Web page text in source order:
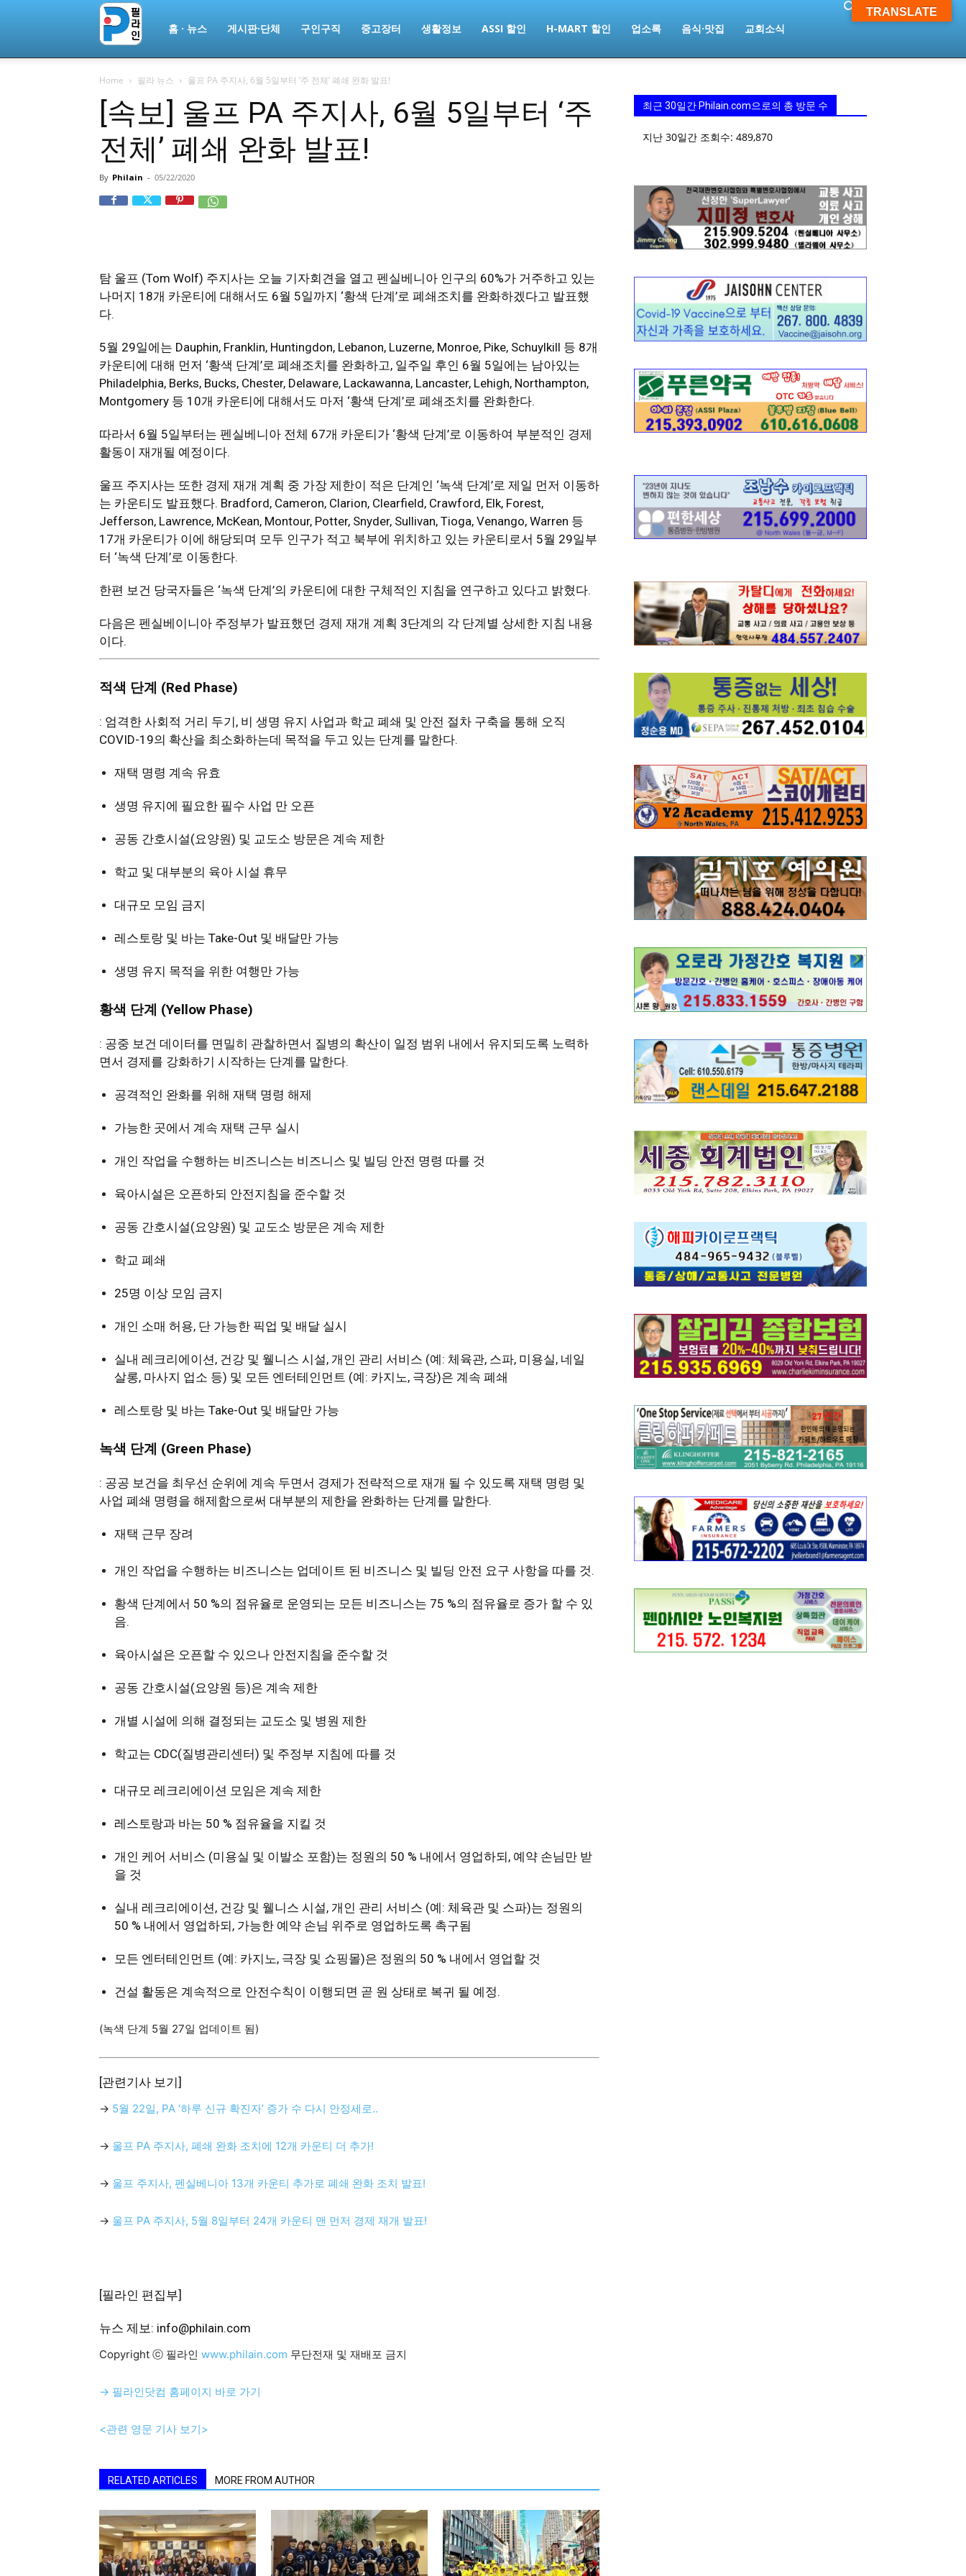
라
인
ￜ
지
역
한
인
활
정
보
은
(PA/NJ/DE)
홈 · 뉴스 게시판·단체 구인구직 중고장터 생활정보 ASSI 할인 H-MART 할인 업소록 음식·맛집 교회소식
Home 필라 뉴스 울프 PA 주지사, 6월 5일부터 ‘주 전체’ 폐쇄 완화 발표!
[속보] 울프 PA 주지사, 6월 5일부터 ‘주
전체’ 폐쇄 완화 발표!
By Philain - 05/22/2020
탐 울프 (Tom Wolf) 주지사는 오늘 기자회견을 열고 펜실베니아 인구의 60%가 거주하고 있는
나머지 18개 카운티에 대해서도 6월 5일까지 ‘황색 단계’로 폐쇄조치를 완화하겠다고 발표했
다.
5월 29일에는 Dauphin, Franklin, Huntingdon, Lebanon, Luzerne, Monroe, Pike, Schuylkill 등 8개
카운티에 대해 먼저 ‘황색 단계’로 폐쇄조치를 완화하고, 일주일 후인 6월 5일에는 남아있는
Philadelphia, Berks, Bucks, Chester, Delaware, Lackawanna, Lancaster, Lehigh, Northampton,
Montgomery 등 10개 카운티에 대해서도 마저 ‘황색 단계’로 폐쇄조치를 완화한다.
따라서 6월 5일부터는 펜실베니아 전체 67개 카운티가 ‘황색 단계’로 이동하여 부분적인 경제
활동이 재개될 예정이다.
울프 주지사는 또한 경제 재개 계획 중 가장 제한이 적은 단계인 ‘녹색 단계’로 제일 먼저 이동하
는 카운티도 발표했다. Bradford, Cameron, Clarion, Clearfield, Crawford, Elk, Forest,
Jefferson, Lawrence, McKean, Montour, Potter, Snyder, Sullivan, Tioga, Venango, Warren 등
17개 카운티가 이에 해당되며 모두 인구가 적고 북부에 위치하고 있는 카운티로서 5월 29일부
터 ‘녹색 단계’로 이동한다.
한편 보건 당국자들은 ‘녹색 단계’의 카운티에 대한 구체적인 지침을 연구하고 있다고 밝혔다.
다음은 펜실베이니아 주정부가 발표했던 경제 재개 계획 3단계의 각 단계별 상세한 지침 내용
이다.
적색 단계 (Red Phase)
: 엄격한 사회적 거리 두기, 비 생명 유지 사업과 학교 폐쇄 및 안전 절차 구축을 통해 오직
COVID-19의 확산을 최소화하는데 목적을 두고 있는 단계를 말한다.
재택 명령 계속 유효
생명 유지에 필요한 필수 사업 만 오픈
공동 간호시설(요양원) 및 교도소 방문은 계속 제한
학교 및 대부분의 육아 시설 휴무
대규모 모임 금지
레스토랑 및 바는 Take-Out 및 배달만 가능
생명 유지 목적을 위한 여행만 가능
황색 단계 (Yellow Phase)
: 공중 보건 데이터를 면밀히 관찰하면서 질병의 확산이 일정 범위 내에서 유지되도록 노력하
면서 경제를 강화하기 시작하는 단계를 말한다.
공격적인 완화를 위해 재택 명령 해제
가능한 곳에서 계속 재택 근무 실시
개인 작업을 수행하는 비즈니스는 비즈니스 및 빌딩 안전 명령 따를 것
육아시설은 오픈하되 안전지침을 준수할 것
공동 간호시설(요양원) 및 교도소 방문은 계속 제한
학교 폐쇄
25명 이상 모임 금지
개인 소매 허용, 단 가능한 픽업 및 배달 실시
실내 레크리에이션, 건강 및 웰니스 시설, 개인 관리 서비스 (예: 체육관, 스파, 미용실, 네일
살롱, 마사지 업소 등) 및 모든 엔터테인먼트 (예: 카지노, 극장)은 계속 폐쇄
레스토랑 및 바는 Take-Out 및 배달만 가능
녹색 단계 (Green Phase)
: 공공 보건을 최우선 순위에 계속 두면서 경제가 전략적으로 재개 될 수 있도록 재택 명령 및
사업 폐쇄 명령을 해제함으로써 대부분의 제한을 완화하는 단계를 말한다.
재택 근무 장려
개인 작업을 수행하는 비즈니스는 업데이트 된 비즈니스 및 빌딩 안전 요구 사항을 따를 것.
황색 단계에서 50 %의 점유율로 운영되는 모든 비즈니스는 75 %의 점유율로 증가 할 수 있
음.
육아시설은 오픈할 수 있으나 안전지침을 준수할 것
공동 간호시설(요양원 등)은 계속 제한
개별 시설에 의해 결정되는 교도소 및 병원 제한
학교는 CDC(질병관리센터) 및 주정부 지침에 따를 것
대규모 레크리에이션 모임은 계속 제한
레스토랑과 바는 50 % 점유율을 지킬 것
개인 케어 서비스 (미용실 및 이발소 포함)는 정원의 50 % 내에서 영업하되, 예약 손님만 받
을 것
실내 레크리에이션, 건강 및 웰니스 시설, 개인 관리 서비스 (예: 체육관 및 스파)는 정원의
50 % 내에서 영업하되, 가능한 예약 손님 위주로 영업하도록 촉구됨
모든 엔터테인먼트 (예: 카지노, 극장 및 쇼핑몰)은 정원의 50 % 내에서 영업할 것
건설 활동은 계속적으로 안전수칙이 이행되면 곧 원 상태로 복귀 될 예정.
(녹색 단계 5월 27일 업데이트 됨)
[관련기사 보기]
→ 5월 22일, PA ‘하루 신규 확진자’ 증가 수 다시 안정세로..
→ 울프 PA 주지사, 폐쇄 완화 조치에 12개 카운티 더 추가!
→ 울프 주지사, 펜실베니아 13개 카운티 추가로 폐쇄 완화 조치 발표!
→ 울프 PA 주지사, 5월 8일부터 24개 카운티 맨 먼저 경제 재개 발표!
[필라인 편집부]
뉴스 제보: info@philain.com
Copyright ⓒ 필라인 www.philain.com 무단전재 및 재배포 금지
→ 필라인닷컴 홈페이지 바로 가기
<관련 영문 기사 보기>
RELATED ARTICLES MORE FROM AUTHOR
최근 30일간 Philain.com으로의 총 방문 수
지난 30일간 조회수: 489,870
TRANSLATE